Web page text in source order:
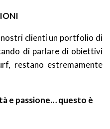
clienti un portfolio di
di parlare di obiettivi
restano estremamente
e passione… questo è